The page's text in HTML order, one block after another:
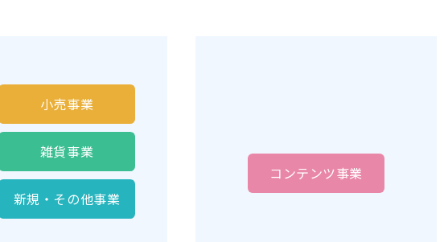
小売事業
雑貨事業
新規・ その他事業
コンテンツ事業